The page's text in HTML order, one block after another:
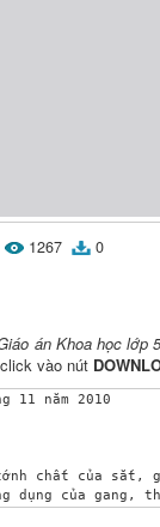
1267 0
án Khoa học lớp
vào nút
11 năm 2010
chất của sắt,
dụng của gang,
cỏc đồ dựng